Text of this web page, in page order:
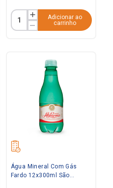
Adicionar ao
carrinho
Água Mineral Com Gás
Fardo 12x300ml São